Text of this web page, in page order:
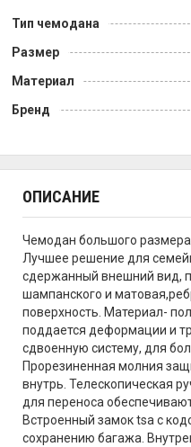
Тип чемодана
Размер
Материал
Бренд
ОПИСАНИЕ
Чемодан большого
Лучшее решение для
сдержанный внешний вид,
шампанского и
поверхность. Материал-
поддается деформации и
сдвоенную систему, для
Прорезиненная молния
внутрь. Телескопическая
для переноса
Встроенный замок tsa с
сохранению багажа.